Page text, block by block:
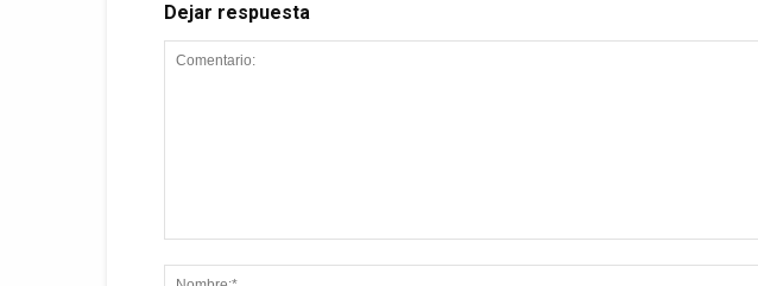
Dejar respuesta